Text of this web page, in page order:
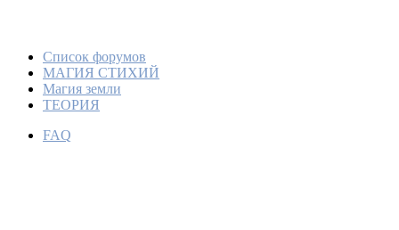
Список форумов
МАГИЯ СТИХИЙ
Магия земли
ТЕОРИЯ
FAQ